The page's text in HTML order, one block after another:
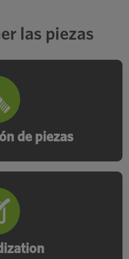
las piezas
de piezas
consolidar y
para reducir costos
of standard
multiple